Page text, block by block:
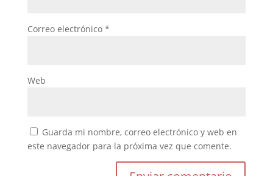
Correo electrónico *
Web
Guarda mi nombre, correo electrónico y web en
este navegador para la próxima vez que comente.